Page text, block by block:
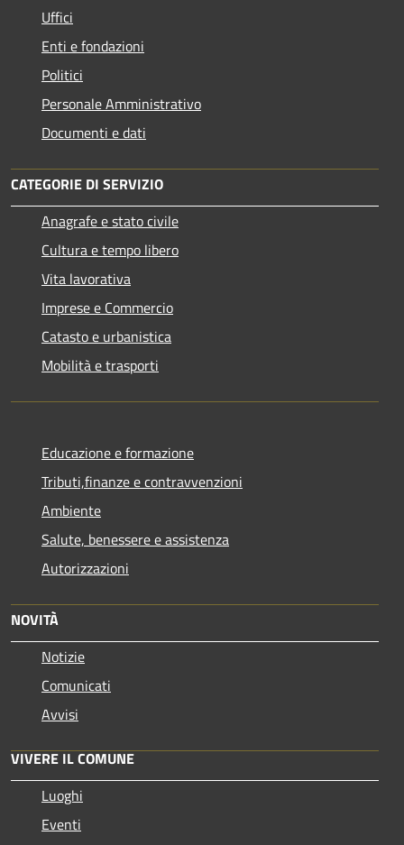
Uffici
Enti e fondazioni
Politici
Personale Amministrativo
Documenti e dati
CATEGORIE DI SERVIZIO
Anagrafe e stato civile
Cultura e tempo libero
Vita lavorativa
Imprese e Commercio
Catasto e urbanistica
Mobilità e trasporti
Educazione e formazione
Tributi,finanze e contravvenzioni
Ambiente
Salute, benessere e assistenza
Autorizzazioni
NOVITÀ
Notizie
Comunicati
Avvisi
VIVERE IL COMUNE
Luoghi
Eventi